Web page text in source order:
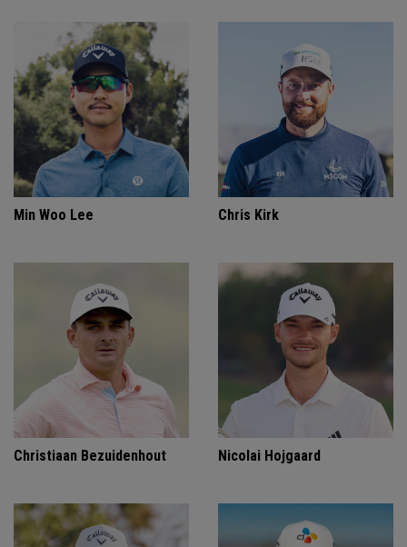
Min Woo Lee Chris Kirk
Christiaan Bezuidenhout Nicolai Hojgaard